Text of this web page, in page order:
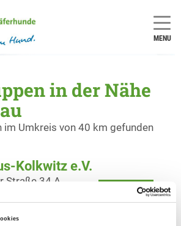
MENU
in der Nähe
im Umkreis von 40 km gefunden
Kolkwitz e.V.
Details
Straße 34 A